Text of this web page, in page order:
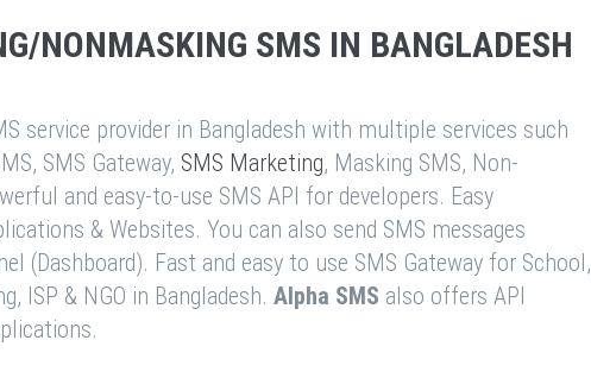
NONMASKING SMS IN BANGLADESH
service provider in Bangladesh with multiple services such
SMS Gateway, SMS Marketing, Masking SMS, Non-
and easy-to-use SMS API for developers. Easy
& Websites. You can also send SMS messages
(Dashboard). Fast and easy to use SMS Gateway for School,
ISP & NGO in Bangladesh. Alpha SMS also offers API